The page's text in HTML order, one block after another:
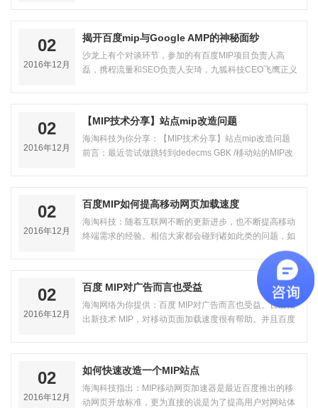
02
2016年12月
揭开百度mip与Google AMP的神秘面纱
沙龙上有个对谈环节，参加的有百度MIP项目负责人高
磊，携程流量和SEO负责人安琦，九狐科技CEO飞鹰正义
02
2016年12月
【MIP技术分享】站点mip改造问题
海淘科技为你分享：【MIP技术分享】站点mip改造问题
前言：最近尝试做跳转到dedecms GBK /移动站的MIP改
02
2016年12月
百度MIP如何提高移动网页加载速度
海淘科技：随着互联网不断的更新进步，也不断提高移动
终端需求的经验。相信大家都会碰到诸如此类的问题，如
02
2016年12月
百度 MIP对广告而言也受益
海淘网络为你提供：百度 MIP对广告而言也受益。百度推
出新技术 MIP，对移动页面加载速度很有帮助。并且百度
02
2016年12月
如何快速改造一个MIP站点
海淘科技指出：MIP移动网页加速器是最近百度推出的移
动网页开放标准，更为直接的说是为了提高用户对网站体